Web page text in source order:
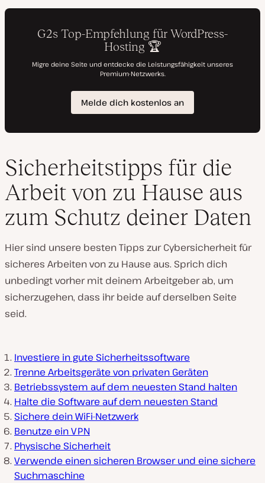
Sicherheitstipps für die
Arbeit von zu Hause aus
zum Schutz deiner Daten
Hier sind unsere besten Tipps zur Cybersicherheit für
sicheres Arbeiten von zu Hause aus. Sprich dich
unbedingt vorher mit deinem Arbeitgeber ab, um
sicherzugehen, dass ihr beide auf derselben Seite
seid.
Investiere in gute Sicherheitssoftware
Trenne Arbeitsgeräte von privaten Geräten
Betriebssystem auf dem neuesten Stand halten
Halte die Software auf dem neuesten Stand
Sichere dein WiFi-Netzwerk
Benutze ein VPN
Physische Sicherheit
Verwende einen sicheren Browser und eine sichere
Suchmaschine